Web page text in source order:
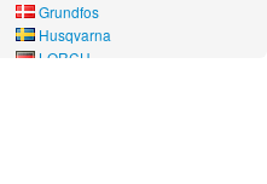
Grundfos
Husqvarna
LORCH